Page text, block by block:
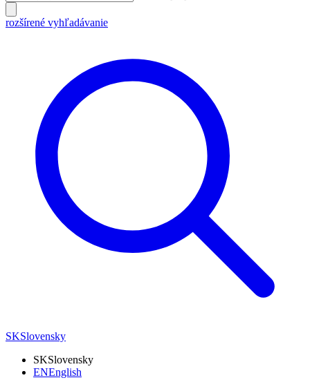
rozšírené vyhľadávanie
SKSlovensky
SKSlovensky
ENEnglish